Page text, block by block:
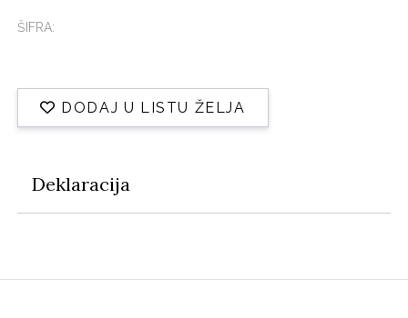
ŠIFRA:
DODAJ U LISTU ŽELJA
Deklaracija